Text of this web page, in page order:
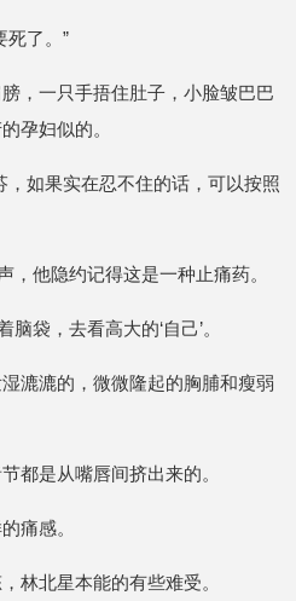
了。”
，一只手捂住肚子，小脸皱巴巴
孕妇似的。
如果实在忍不住的话，可以按照
他隐约记得这是一种止痛药。
袋，去看高大的‘自己’。
漉漉的，微微隆起的胸脯和瘦弱
都是从嘴唇间挤出来的。
痛感。
林北星本能的有些难受。